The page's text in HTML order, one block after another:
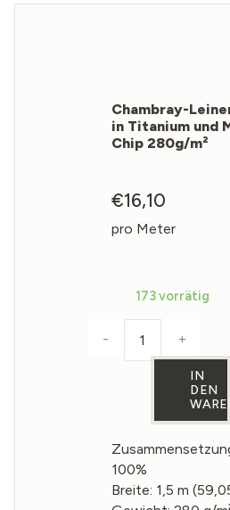
Chambray-
in Titanium und
Chip 280g/m²
€16,10
pro Meter
173 vorrätig
Chambray-
- +
IN
DEN
100%
Breite: 1,5 m